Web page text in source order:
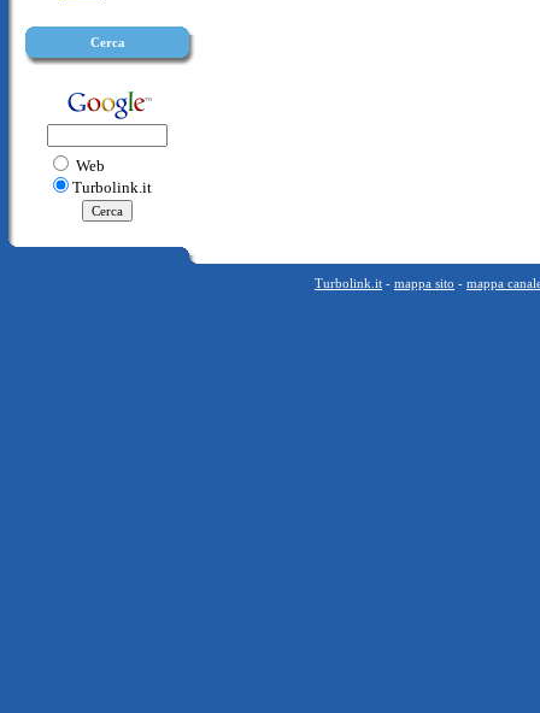
Cerca
Web
Turbolink.it
Turbolink.it - mappa sito - mappa